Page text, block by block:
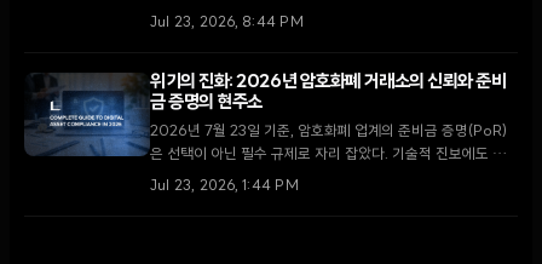
밝혔다. 최근 윤리 조항 합의로 고조되었던 입법 기대감이 의회
Jul 23, 2026, 8:44 PM
위기의 진화: 2026년 암호화폐 거래소의 신뢰와 준비
금 증명의 현주소
2026년 7월 23일 기준, 암호화폐 업계의 준비금 증명(PoR)
은 선택이 아닌 필수 규제로 자리 잡았다. 기술적 진보에도 불
구하고 여전히 존재하는 '부채의 간극'과 스냅샷의 한계를 심층
Jul 23, 2026, 1:44 PM